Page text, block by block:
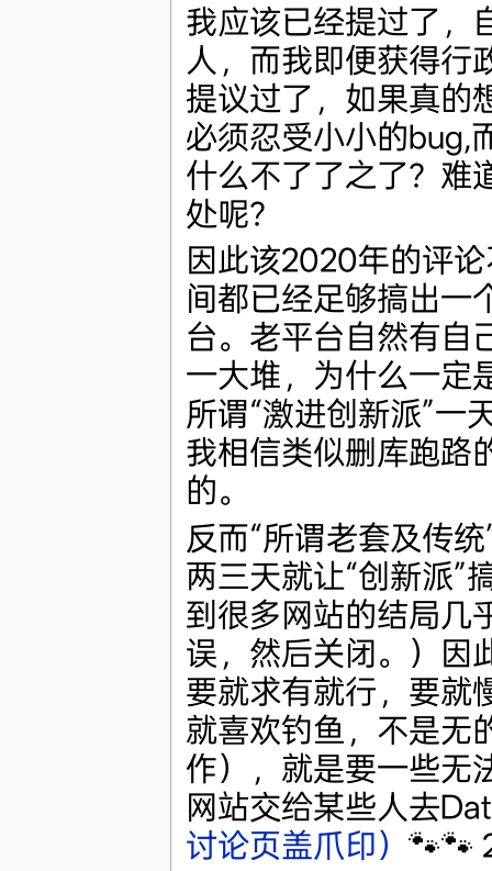
我应该已经提过了，
人，而我即便获得行
提议过了，如果真的
必须忍受小小的bug,
什么不了了之了？难
处呢？
因此该2020年的评
间都已经足够搞出一
台。老平台自然有自
一大堆，为什么一定
所谓“激进创新派”一
我相信类似删库跑路
的。
反而“所谓老套及传
两三天就让“创新派”
到很多网站的结局几
误，然后关闭。）因
要就求有就行，要就
就喜欢钓鱼，不是无
作），就是要一些无
网站交给某些人去
讨论页盖爪印） 🐾🐾